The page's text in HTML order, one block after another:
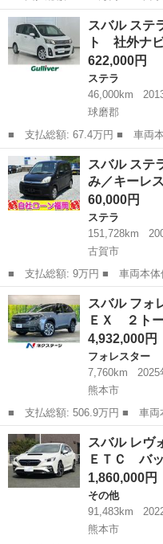
ー名： スバル ■ 車種名：
Ｌ アイサイト スマートエデ
ールーフレ...
熊本 熊本市
スバル ステ
ト 社外ナ
622,000円
ステラ
46,000km
球磨郡
■ 支払総額: 67.4万円 ■ 車両本体価格： 622,000 円 ■ メーカー
名： スバル ■ 車種名： ス
スマートアシスト 社外ナビ（
モニター 横...
熊本 球磨郡
スバル ステ
み／キーレ
60,000円
ステラ
151,728km
古賀市
■ 支払総額: 9万円 ■ 車両本体価格： 60,000 円 ■ メーカー
名： スバル ■ 車種名： ス
ングベルト交換済み／キーレス
量： 660cc ■...
福岡 古賀市
スバル フォ
ＥＸ ２ト
4,932,000円
フォレスター
7,760km
2025
熊本市
■ 支払総額: 506.9万円 ■ 車両本体価格： 4,932,000 円 ■ メーカ
ー名： スバル ■ 車種名：
ミアムＳ：ＨＥＶ ＥＸ ２ト
Ｖ デジ...
熊本 熊本市 フォレスタ
スバル レ
ＥＴＣ バ
1,860,000円
その他
91,483km
熊本市